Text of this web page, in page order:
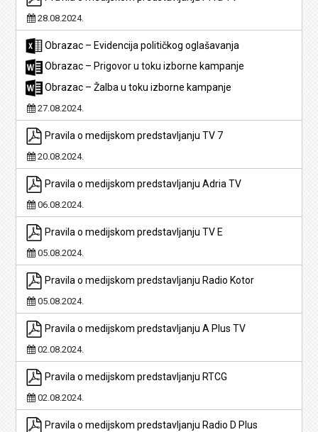
28.08.2024.
Obrazac – Evidencija političkog oglašavanja
Obrazac – Prigovor u toku izborne kampanje
Obrazac – Žalba u toku izborne kampanje
27.08.2024.
Pravila o medijskom predstavljanju TV 7
20.08.2024.
Pravila o medijskom predstavljanju Adria TV
06.08.2024.
Pravila o medijskom predstavljanju TV E
05.08.2024.
Pravila o medijskom predstavljanju Radio Kotor
05.08.2024.
Pravila o medijskom predstavljanju A Plus TV
02.08.2024.
Pravila o medijskom predstavljanju RTCG
02.08.2024.
Pravila o medijskom predstavljanju Radio D Plus